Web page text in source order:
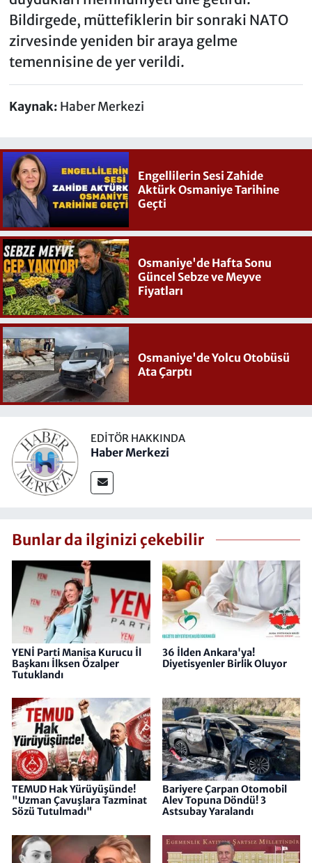
Bildirgede, müttefiklerin bir sonraki NATO
zirvesinde yeniden bir araya gelme
temennisine de yer verildi.
Kaynak: Haber Merkezi
Engellilerin Sesi Zahide
Aktürk Osmaniye Tarihine
Geçti
Osmaniye'de Hafta Sonu
Güncel Sebze ve Meyve
Fiyatları
Osmaniye'de Yolcu Otobüsü
Ata Çarptı
EDITÖR HAKKINDA
Haber Merkezi
Bunlar da ilginizi çekebilir
YENİ Parti Manisa Kurucu İl
Başkanı İlksen Özalper
Tutuklandı
36 İlden Ankara'ya!
Diyetisyenler Birlik Oluyor
TEMUD Hak Yürüyüşünde!
"Uzman Çavuşlara Tazminat
Sözü Tutulmadı"
Bariyere Çarpan Otomobil
Alev Topuna Döndü! 3
Astsubay Yaralandı